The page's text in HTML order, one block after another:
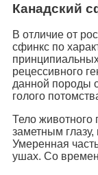
Канадский
В отличие от
сфинкс по
рецессивного
данной породы
голого
Тело животного
заметным
Умеренная
ушах. Со